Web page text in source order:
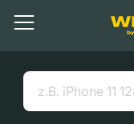
Menü
Suchen
Nützliche Links